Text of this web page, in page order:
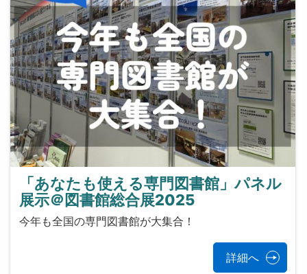
「あなたも使える専門図書館」パネル
展示＠図書館総合展2025
今年も全国の専門図書館が大集合！
詳細へ